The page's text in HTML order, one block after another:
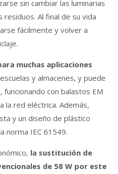
sin cambiar las luminarias
Al final de su vida
fácilmente y volver a
muchas aplicaciones
y almacenes, y puede
funcionando con balastos EM
la red eléctrica. Además,
y un diseño de plástico
norma IEC 61549.
la sustitución de
de 58 W por este